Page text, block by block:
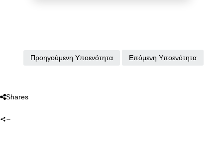
Προηγούμενη Υποενότητα Επόμενη Υποενότητα
Shares